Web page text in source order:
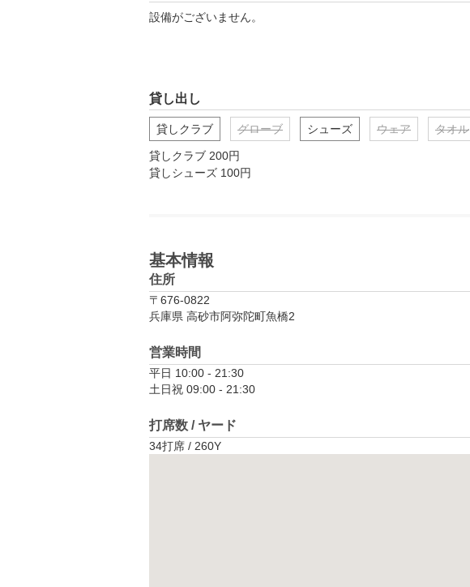
設備がございません。
貸し出し
貸しクラブ グローブ シューズ ウェア タオル
貸しクラブ 200円
貸しシューズ 100円
基本情報
住所
〒676-0822
兵庫県 高砂市阿弥陀町魚橋2
営業時間
平日 10:00 - 21:30
土日祝 09:00 - 21:30
打席数 / ヤード
34打席 / 260Y